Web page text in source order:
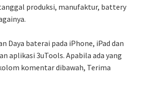
produksi, manufaktur, battery
Daya baterai pada iPhone, iPad dan
aplikasi 3uTools. Apabila ada yang
komentar dibawah, Terima